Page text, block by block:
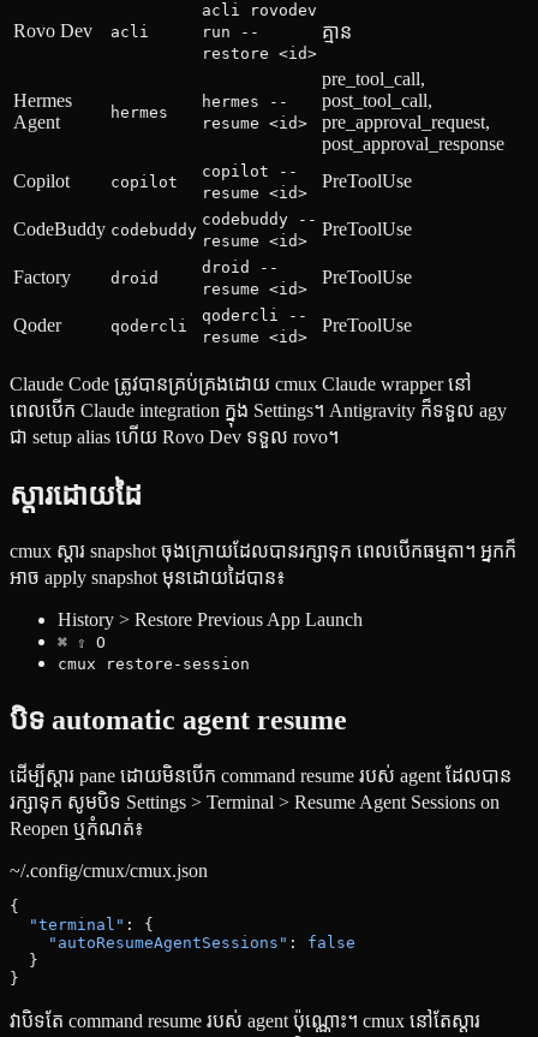
Rovo Dev acli
acli rovodev
run --
restore <id>
គ្មាន
Hermes
Agent
hermes
hermes --
resume <id>
pre_tool_call,
post_tool_call,
pre_approval_request,
post_approval_response
Copilot
copilot
copilot --
resume <id>
PreToolUse
CodeBuddy codebuddy
codebuddy --
resume <id>
PreToolUse
Factory droid
droid --
resume <id>
PreToolUse
Qoder qodercli
qodercli --
resume <id>
PreToolUse
Claude Code ត្រូវបានគ្រប់គ្រងដោយ cmux Claude wrapper នៅ
ពេលបើក Claude integration ក្នុង Settings។ Antigravity ក៏ទទួល agy
ជា setup alias ហើយ Rovo Dev ទទួល rovo។
ស្ដារដោយដៃ
cmux ស្ដារ snapshot ចុងក្រោយដែលបានរក្សាទុក ពេលបើកធម្មតា។ អ្នកក៏
អាច apply snapshot មុនដោយដៃបាន៖
History > Restore Previous App Launch
⌘ ⇧ O
cmux restore-session
បិទ automatic agent resume
ដើម្បីស្ដារ pane ដោយមិនបើក command resume របស់ agent ដែលបាន
រក្សាទុក សូមបិទ Settings > Terminal > Resume Agent Sessions on
Reopen ឬកំណត់៖
~/.config/cmux/cmux.json
{
  "terminal"
: {
    "autoResumeAgentSessions"
: false
  }
}
វាបិទតែ command resume របស់ agent ប៉ុណ្ណោះ។ cmux នៅតែស្ដារ